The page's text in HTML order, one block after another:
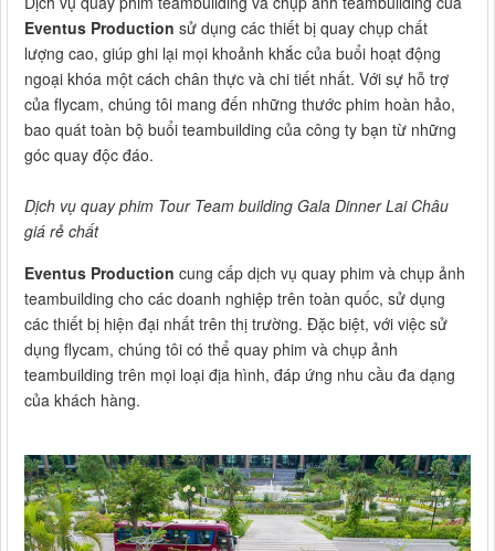
Eventus Production sử dụng các thiết bị quay chụp chất
lượng cao, giúp ghi lại mọi khoảnh khắc của buổi hoạt động
ngoại khóa một cách chân thực và chi tiết nhất. Với sự hỗ trợ
của flycam, chúng tôi mang đến những thước phim hoàn hảo,
bao quát toàn bộ buổi teambuilding của công ty bạn từ những
góc quay độc đáo.
Dịch vụ quay phim Tour Team building Gala Dinner Lai Châu
giá rẻ chất
Eventus Production cung cấp dịch vụ quay phim và chụp ảnh
teambuilding cho các doanh nghiệp trên toàn quốc, sử dụng
các thiết bị hiện đại nhất trên thị trường. Đặc biệt, với việc sử
dụng flycam, chúng tôi có thể quay phim và chụp ảnh
teambuilding trên mọi loại địa hình, đáp ứng nhu cầu đa dạng
của khách hàng.